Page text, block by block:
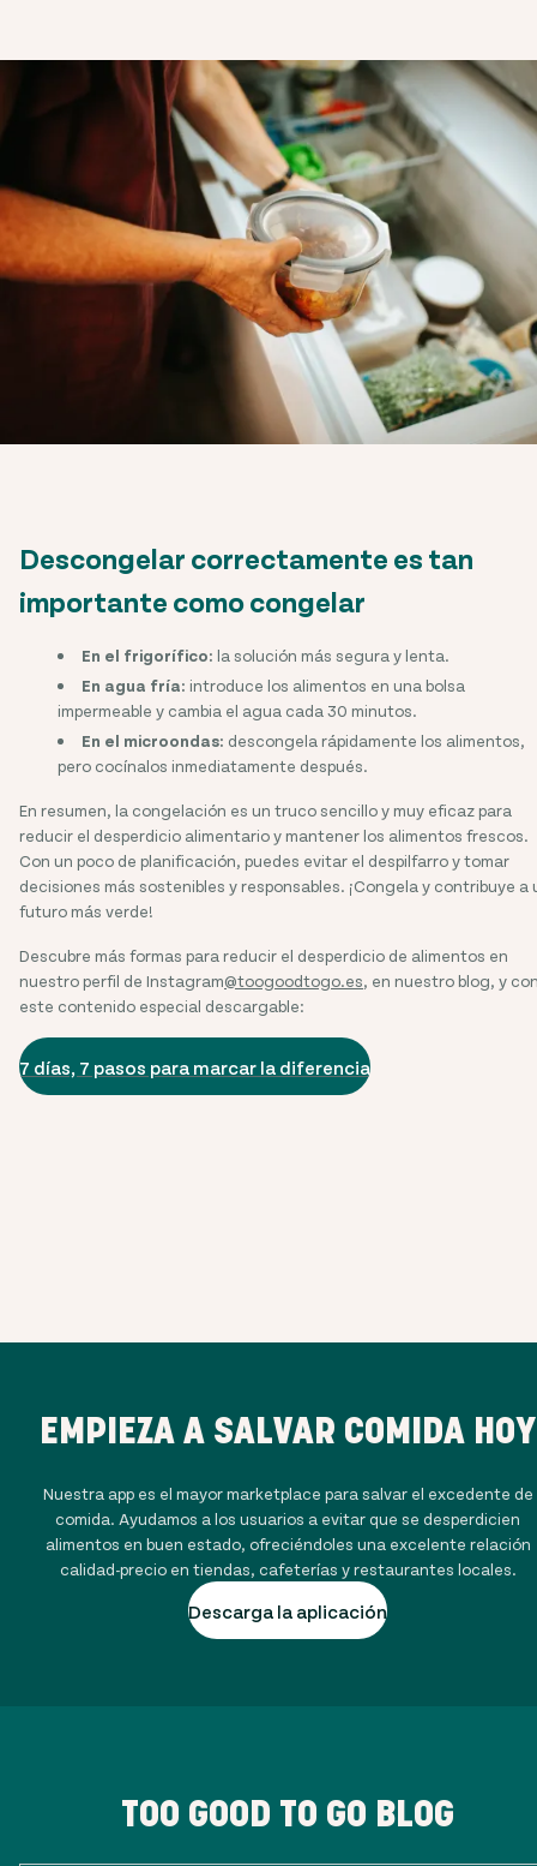
Descongelar correctamente es tan
importante como congelar
En el frigorífico: la solución más segura y lenta.
En agua fría: introduce los alimentos en una bolsa
impermeable y cambia el agua cada 30 minutos.
En el microondas: descongela rápidamente los alimentos,
pero cocínalos inmediatamente después.
En resumen, la congelación es un truco sencillo y muy eficaz para
reducir el desperdicio alimentario y mantener los alimentos frescos.
Con un poco de planificación, puedes evitar el despilfarro y tomar
decisiones más sostenibles y responsables. ¡Congela y contribuye a
futuro más verde!
Descubre más formas para reducir el desperdicio de alimentos en
nuestro perfil de Instagram@toogoodtogo.es, en nuestro blog, y
este contenido especial descargable:
7 días, 7 pasos para marcar la diferencia
EMPIEZA A SALVAR COMIDA HOY
Nuestra app es el mayor marketplace para salvar el excedente de
comida. Ayudamos a los usuarios a evitar que se desperdicien
alimentos en buen estado, ofreciéndoles una excelente relación
calidad-precio en tiendas, cafeterías y restaurantes locales.
Descarga la aplicación
TOO GOOD TO GO BLOG